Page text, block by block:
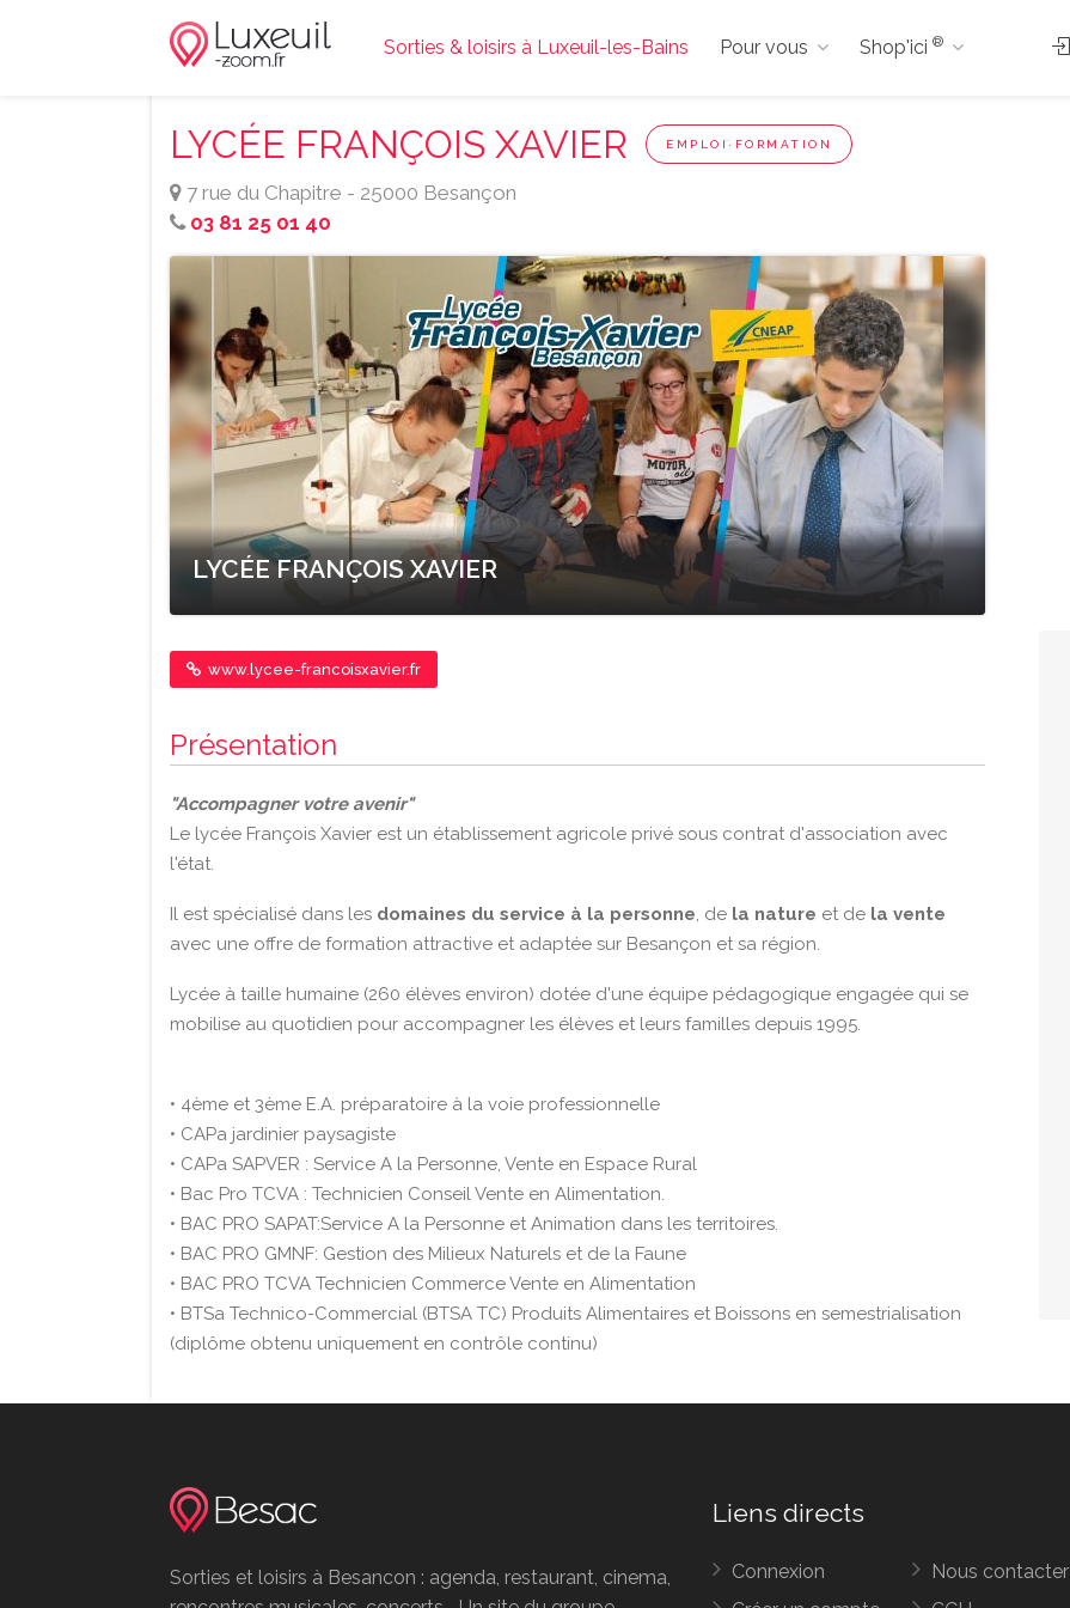
Sorties & loisirs à Luxeuil-les-Bains Pour vous Shop'ici®
LYCÉE FRANÇOIS XAVIER EMPLOI·FORMATION
7 rue du Chapitre - 25000 Besançon
03 81 25 01 40
LYCÉE FRANÇOIS XAVIER
www.lycee-francoisxavier.fr
Présentation
"Accompagner votre avenir"
Le lycée François Xavier est un établissement agricole privé sous contrat d'association avec
l'état.
Il est spécialisé dans les domaines du service à la personne, de la nature et de la vente
avec une offre de formation attractive et adaptée sur Besançon et sa région.
Lycée à taille humaine (260 élèves environ) dotée d'une équipe pédagogique engagée qui se
mobilise au quotidien pour accompagner les élèves et leurs familles depuis 1995.
• 4ème et 3ème E.A. préparatoire à la voie professionnelle
• CAPa jardinier paysagiste
• CAPa SAPVER : Service A la Personne, Vente en Espace Rural
• Bac Pro TCVA : Technicien Conseil Vente en Alimentation.
• BAC PRO SAPAT:Service A la Personne et Animation dans les territoires.
• BAC PRO GMNF: Gestion des Milieux Naturels et de la Faune
• BAC PRO TCVA Technicien Commerce Vente en Alimentation
• BTSa Technico-Commercial (BTSA TC) Produits Alimentaires et Boissons en semestrialisation
(diplôme obtenu uniquement en contrôle continu)
Sorties et loisirs à Besancon : agenda, restaurant, cinema,
Liens directs
Connexion
Nous contacter